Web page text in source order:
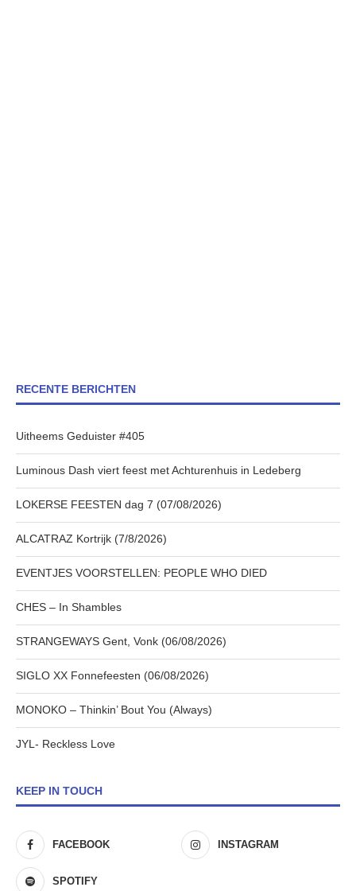
RECENTE BERICHTEN
Uitheems Geduister #405
Luminous Dash viert feest met Achturenhuis in Ledeberg
LOKERSE FEESTEN dag 7 (07/08/2026)
ALCATRAZ Kortrijk (7/8/2026)
EVENTJES VOORSTELLEN: PEOPLE WHO DIED
CHES – In Shambles
STRANGEWAYS Gent, Vonk (06/08/2026)
SIGLO XX Fonnefeesten (06/08/2026)
MONOKO – Thinkin’ Bout You (Always)
JYL- Reckless Love
KEEP IN TOUCH
FACEBOOK INSTAGRAM
SPOTIFY